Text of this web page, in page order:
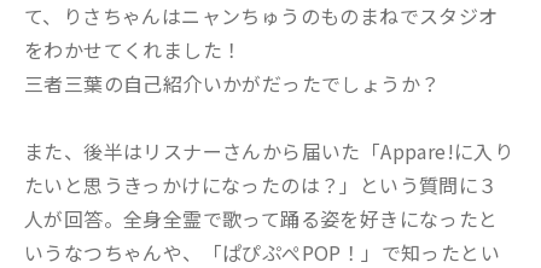
て、りさちゃんはニャンちゅうのものまねでスタジオ
をわかせてくれました！
三者三葉の自己紹介いかがだったでしょうか？
また、後半はリスナーさんから届いた「Appare!に入り
たいと思うきっかけになったのは？」という質問に３
人が回答。全身全霊で歌って踊る姿を好きになったと
いうなつちゃんや、「ぱぴぷぺPOP！」で知ったとい